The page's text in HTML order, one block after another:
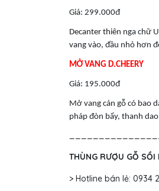
Giá: 299.000đ
Decanter thiên nga chữ
vang vào, đầu nhỏ hơn
MỞ VANG D.CHEERY
Giá: 195.000đ
Mở vang cán gỗ có bao
pháp đòn bẩy, thanh
THÙNG RƯỢU GỖ SỒI
> Hotline bán lẻ: 0934